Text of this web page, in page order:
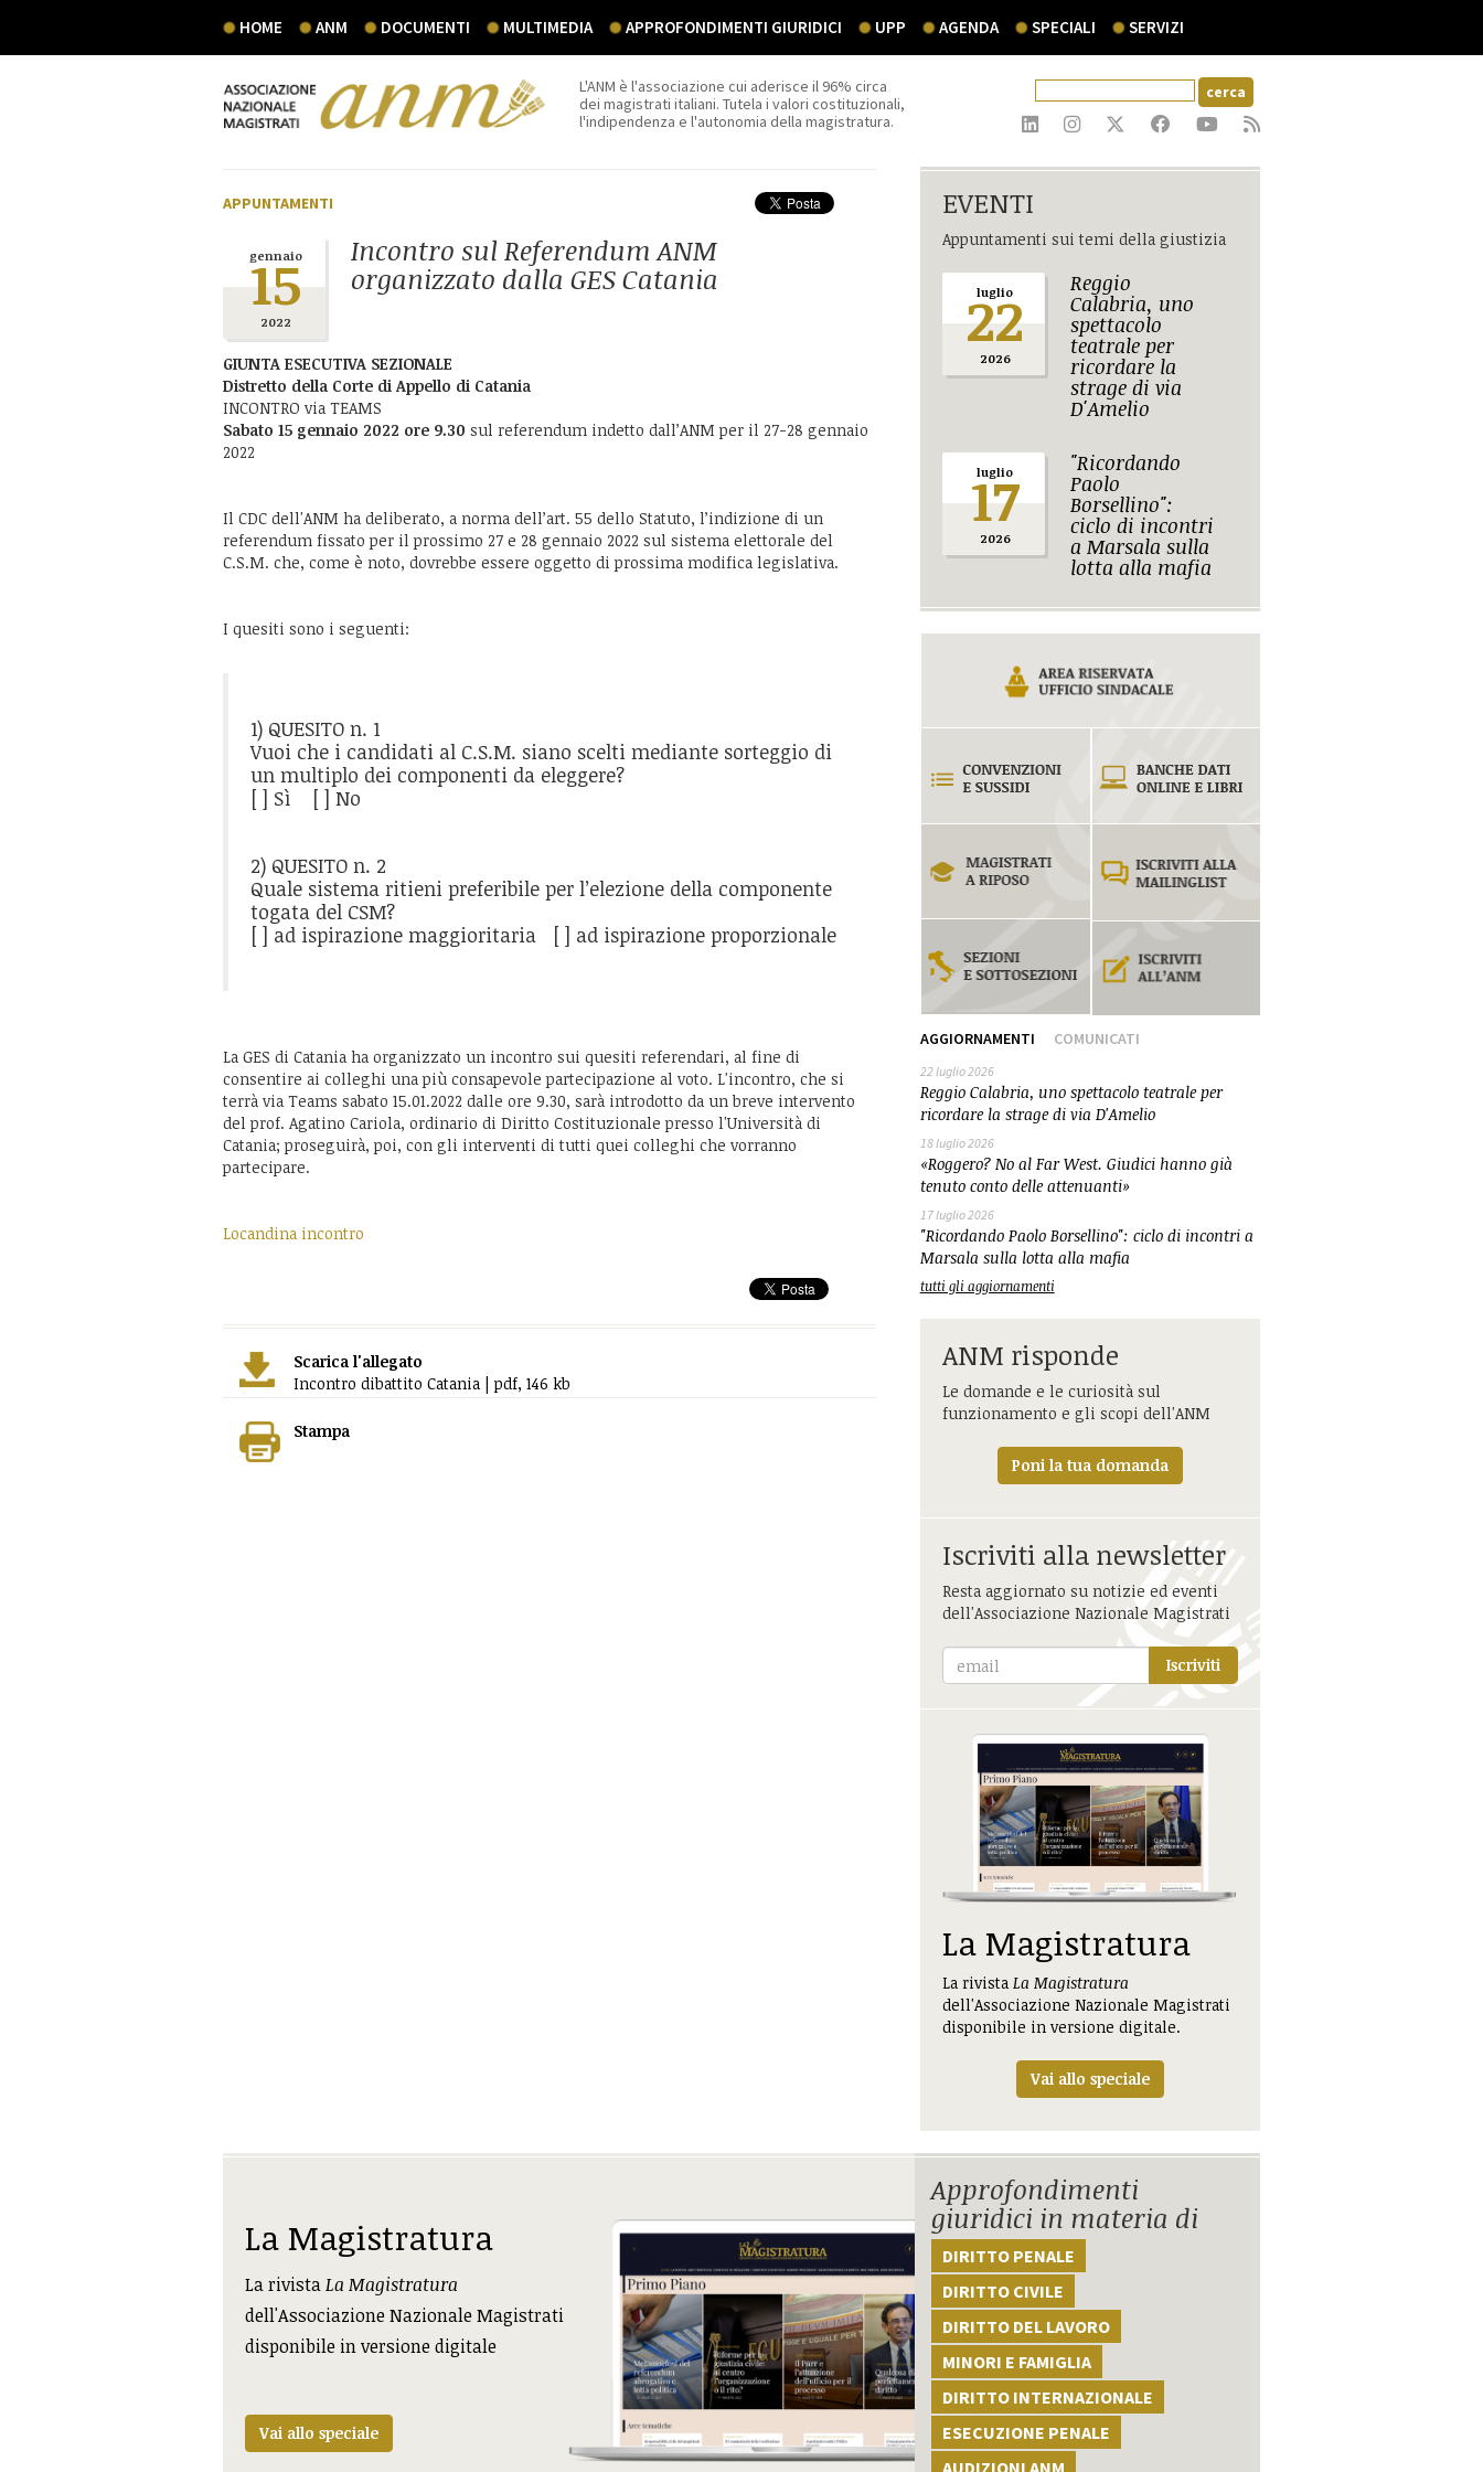
HOME ANM DOCUMENTI MULTIMEDIA APPROFONDIMENTI GIURIDICI UPP AGENDA SPECIALI SERVIZI
L'ANM è l'associazione cui aderisce il 96% circa
dei magistrati italiani. Tutela i valori costituzionali,
l'indipendenza e l'autonomia della magistratura.
APPUNTAMENTI
gennaio
15
2022
Incontro sul Referendum ANM
organizzato dalla GES Catania
GIUNTA ESECUTIVA SEZIONALE
Distretto della Corte di Appello di Catania
INCONTRO via TEAMS
Sabato 15 gennaio 2022 ore 9.30 sul referendum indetto dall’ANM per il 27-28 gennaio
2022
Il CDC dell'ANM ha deliberato, a norma dell’art. 55 dello Statuto, l’indizione di un
referendum fissato per il prossimo 27 e 28 gennaio 2022 sul sistema elettorale del
C.S.M. che, come è noto, dovrebbe essere oggetto di prossima modifica legislativa.
I quesiti sono i seguenti:
1) QUESITO n. 1
Vuoi che i candidati al C.S.M. siano scelti mediante sorteggio di
un multiplo dei componenti da eleggere?
[ ] Sì [ ] No
2) QUESITO n. 2
Quale sistema ritieni preferibile per l’elezione della componente
togata del CSM?
[ ] ad ispirazione maggioritaria [ ] ad ispirazione proporzionale
La GES di Catania ha organizzato un incontro sui quesiti referendari, al fine di
consentire ai colleghi una più consapevole partecipazione al voto. L'incontro, che si
terrà via Teams sabato 15.01.2022 dalle ore 9.30, sarà introdotto da un breve intervento
del prof. Agatino Cariola, ordinario di Diritto Costituzionale presso l'Università di
Catania; proseguirà, poi, con gli interventi di tutti quei colleghi che vorranno
partecipare.
Locandina incontro
Scarica l'allegato
Incontro dibattito Catania | pdf, 146 kb
Stampa
EVENTI
Appuntamenti sui temi della giustizia
luglio
22
2026
Reggio
Calabria, uno
spettacolo
teatrale per
ricordare la
strage di via
D'Amelio
luglio
17
2026
"Ricordando
Paolo
Borsellino":
ciclo di incontri
a Marsala sulla
lotta alla mafia
AGGIORNAMENTI COMUNICATI
22 luglio 2026
Reggio Calabria, uno spettacolo teatrale per
ricordare la strage di via D'Amelio
18 luglio 2026
«Roggero? No al Far West. Giudici hanno già
tenuto conto delle attenuanti»
17 luglio 2026
"Ricordando Paolo Borsellino": ciclo di incontri a
Marsala sulla lotta alla mafia
tutti gli aggiornamenti
ANM risponde
Le domande e le curiosità sul
funzionamento e gli scopi dell'ANM
Poni la tua domanda
Iscriviti alla newsletter
Resta aggiornato su notizie ed eventi
dell'Associazione Nazionale Magistrati
Iscriviti
La Magistratura
La rivista La Magistratura
dell'Associazione Nazionale Magistrati
disponibile in versione digitale.
Vai allo speciale
La Magistratura
La rivistaLa Magistratura
dell'Associazione Nazionale Magistrati
disponibile in versione digitale
Vai allo speciale
Approfondimenti
giuridici in materia di
DIRITTO PENALE
DIRITTO CIVILE
DIRITTO DEL LAVORO
MINORI E FAMIGLIA
DIRITTO INTERNAZIONALE
ESECUZIONE PENALE
AUDIZIONI ANM